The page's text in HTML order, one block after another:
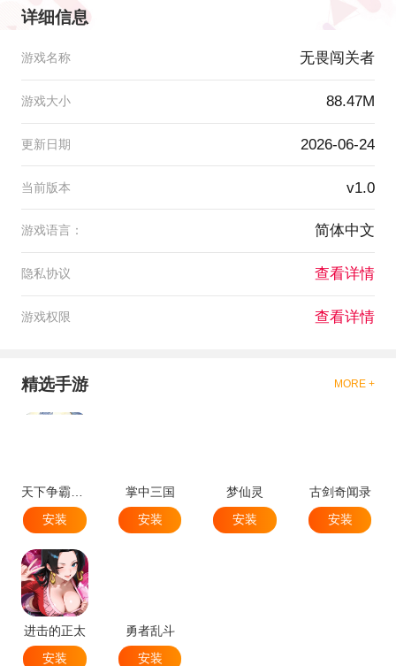
详细信息
游戏名称 无畏闯关者
游戏大小 88.47M
更新日期 2026-06-24
当前版本 v1.0
游戏语言： 简体中文
隐私协议 查看详情
游戏权限 查看详情
精选手游 MORE +
天下争霸三国志
安装
掌中三国
安装
梦仙灵
安装
古剑奇闻录
安装
进击的正太
安装
勇者乱斗
安装